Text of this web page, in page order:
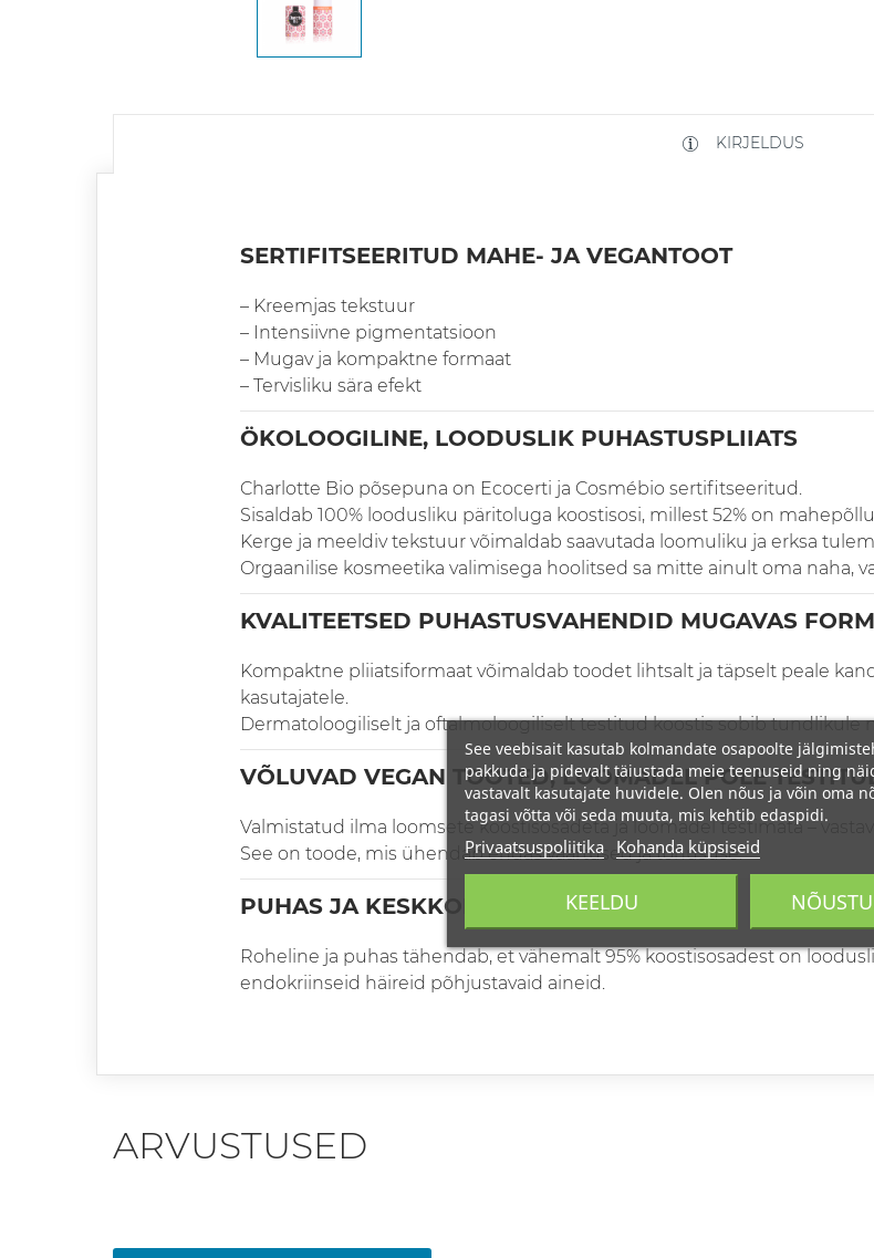
KIRJELDUS
SERTIFITSEERITUD MAHE- JA VEGANTOOT
– Kreemjas tekstuur
– Intensiivne pigmentatsioon
– Mugav ja kompaktne formaat
– Tervisliku sära efekt
ÖKOLOOGILINE, LOODUSLIK PUHASTUSPLIIATS
Charlotte Bio põsepuna on Ecocerti ja Cosmébio sertifitseeritud.
Sisaldab 100% loodusliku päritoluga koostisosi, millest 52% on
Kerge ja meeldiv tekstuur võimaldab saavutada loomuliku ja erksa
Orgaanilise kosmeetika valimisega hoolitsed sa mitte ainult oma naha,
KVALITEETSED PUHASTUSVAHENDID MUGAVAS
Kompaktne pliiatsiformaat võimaldab toodet lihtsalt ja täpselt peale
kasutajatele.
Dermatoloogiliselt ja oftalmoloogiliselt testitud koostis sobib tundlikule
VÕLUVAD VEGAN TOOTED, LOOMADEL POLE
Valmistatud ilma loomsete koostisosadeta ja loomadel testimata –
See on toode, mis ühendab endas väärtused ja tõhususe.
PUHAS JA KESKKONNASÕBRALIK TOODE
Roheline ja puhas tähendab, et vähemalt 95% koostisosadest on
endokriinseid häireid põhjustavaid aineid.
ARVUSTUSED
See veebisait kasutab kolmandate osapoolte
pakkuda ja pidevalt täiustada meie teenuseid ning
vastavalt kasutajate huvidele. Olen nõus ja võin oma
tagasi võtta või seda muuta, mis kehtib edaspidi.
Privaatsuspoliitika Kohanda küpsiseid
KEELDU